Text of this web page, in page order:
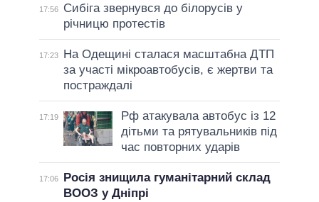
17:56
Сибіга звернувся до білорусів у
річницю протестів
17:23
На Одещині сталася масштабна ДТП
за участі мікроавтобусів, є жертви та
постраждалі
17:19
Рф атакувала автобус із 12
дітьми та рятувальників під
час повторних ударів
17:06
Росія знищила гуманітарний склад
ВООЗ у Дніпрі